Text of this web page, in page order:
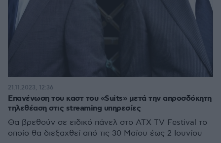
Επανένωση του καστ του «Suits» μετά την απροσδόκητη
τηλεθέαση στις streaming υπηρεσίες
Θα βρεθούν σε ειδικό πάνελ στο ATX TV Festival το
οποίο θα διεξαχθεί από τις 30 Μαΐου έως 2 Ιουνίου
21.11.2023, 12:36